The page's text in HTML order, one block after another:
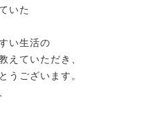
いた
い生活の
えていただき、
うございます。